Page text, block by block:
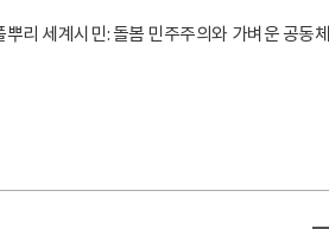
리 세계시민: 돌봄 민주주의와 가벼운 공동체